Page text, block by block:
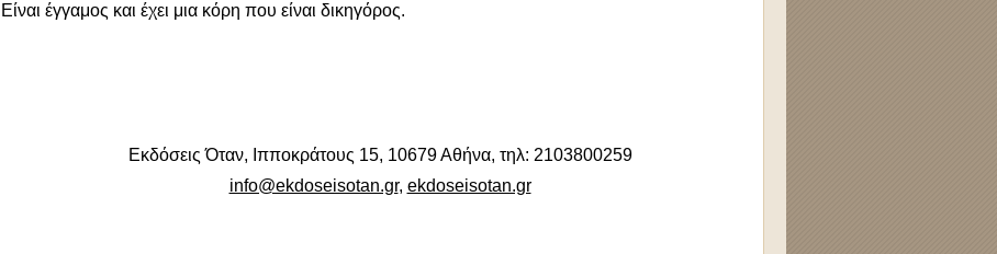
Είναι έγγαμος και έχει μια κόρη που είναι δικηγόρος.
Εκδόσεις Όταν, Ιπποκράτους 15, 10679 Αθήνα, τηλ: 2103800259
info@ekdoseisotan.gr, ekdoseisotan.gr